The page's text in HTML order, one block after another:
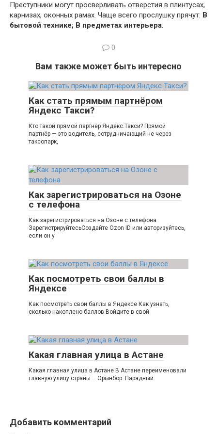
Преступники могут просверливать отверстия в плинтусах,
карнизах, оконных рамах. Чаще всего прослушку прячут: В
бытовой технике; В предметах интерьера.
0
Вам также может быть интересно
Как стать прямым партнёром
Яндекс Такси?
Кто такой прямой партнёр Яндекс.Такси? Прямой
партнёр — это водитель, сотрудничающий не через
таксопарк,
Как зарегистрироваться на Озоне
с телефона
Как зарегистрироваться на Озоне с телефона
ЗарегистрируйтесьСоздайте Ozon ID или авторизуйтесь,
если он у
Как посмотреть свои баллы в
Яндексе
Как посмотреть свои баллы в Яндексе Как узнать,
сколько накоплено баллов Войдите в свой
Какая главная улица в Астане
Какая главная улица в Астане В Астане переименовали
главную улицу страны – Орынбор. Парадный
Добавить комментарий